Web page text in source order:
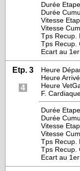
Durée Etape
Durée
Vitesse
Vitesse
Tps Recup.
Tps Recup.
Ecart au 1er
Etp. 3
4
Heure
Heure
Heure
F.
Durée Etape
Durée
Vitesse
Vitesse
Tps Recup.
Tps Recup.
Ecart au 1er